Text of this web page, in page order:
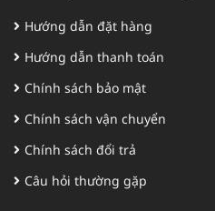
Hướng dẫn đặt hàng
Hướng dẫn thanh toán
Chính sách bảo mật
Chính sách vận chuyển
Chính sách đổi trả
Câu hỏi thường gặp